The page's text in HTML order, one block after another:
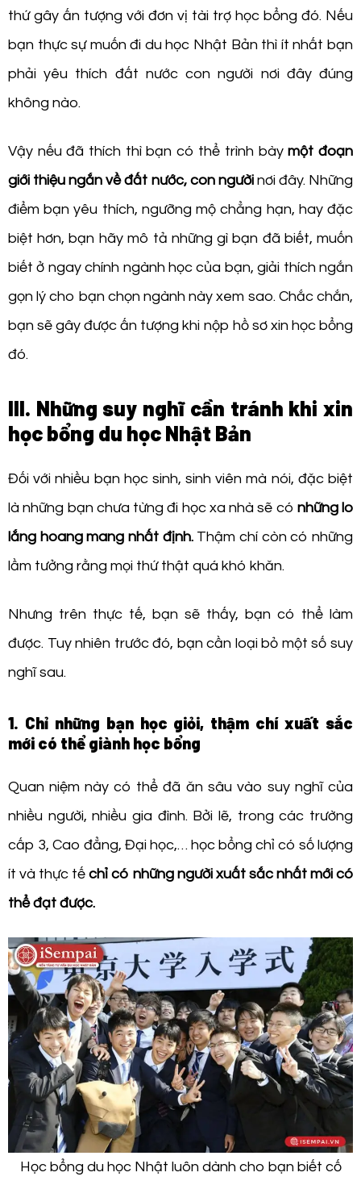
thứ gây ấn tượng với đơn vị tài trợ học bổng đó. Nếu
bạn thực sự muốn đi du học Nhật Bản thì ít nhất bạn
phải yêu thích đất nước con người nơi đây đúng
không nào.
Vậy nếu đã thích thì bạn có thể trình bàymột đoạn
giới thiệu ngắn về đất nước, con ngườinơi đây. Những
điểm bạn yêu thích, ngưỡng mộ chẳng hạn, hay đặc
biệt hơn, bạn hãy mô tả những gì bạn đã biết, muốn
biết ở ngay chính ngành học của bạn, giải thích ngắn
gọn lý cho bạn chọn ngành này xem sao. Chắc chắn,
bạn sẽ gây được ấn tượng khi nộp hồ sơ xin học bổng
đó.
III. Những suy nghĩ cần tránh khi xin
học bổng du học Nhật Bản
Đối với nhiều bạn học sinh, sinh viên mà nói, đặc biệt
là những bạn chưa từng đi học xa nhà sẽ có những lo
lắng hoang mang nhất định.Thậm chí còn có những
lầm tưởng rằng mọi thứ thật quá khó khăn.
Nhưng trên thực tế, bạn sẽ thấy, bạn có thể làm
được. Tuy nhiên trước đó, bạn cần loại bỏ một số suy
nghĩ sau.
1. Chỉ những bạn học giỏi, thậm chí xuất sắc
mới có thể giành học bổng
Quan niệm này có thể đã ăn sâu vào suy nghĩ của
nhiều người, nhiều gia đình. Bởi lẽ, trong các trường
cấp 3, Cao đẳng, Đại học,… học bổng chỉ có số lượng
ít và thực tếchỉ có những người xuất sắc nhất mới có
thể đạt được.
Học bổng du học Nhật luôn dành cho bạn biết cố